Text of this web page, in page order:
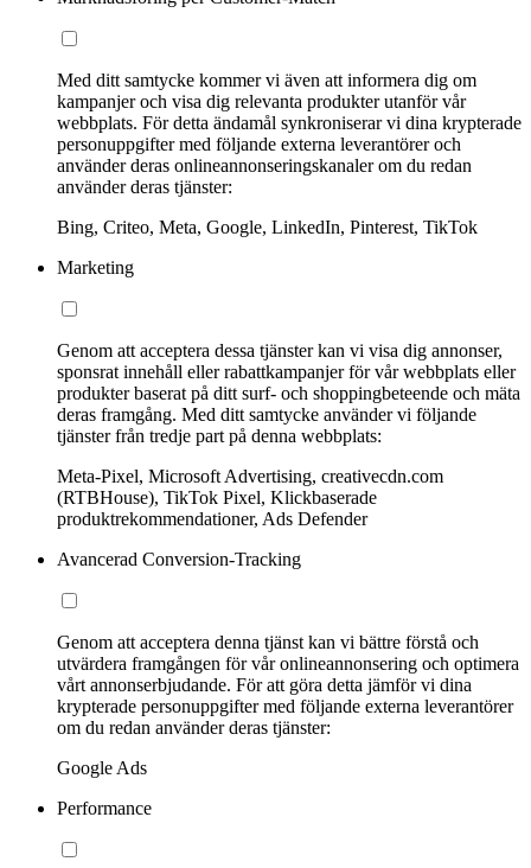
Med ditt samtycke kommer vi även att informera dig om
kampanjer och visa dig relevanta produkter utanför vår
webbplats. För detta ändamål synkroniserar vi dina krypterade
personuppgifter med följande externa leverantörer och
använder deras onlineannonseringskanaler om du redan
använder deras tjänster:
Bing, Criteo, Meta, Google, LinkedIn, Pinterest, TikTok
Marketing
Genom att acceptera dessa tjänster kan vi visa dig annonser,
sponsrat innehåll eller rabattkampanjer för vår webbplats eller
produkter baserat på ditt surf- och shoppingbeteende och mäta
deras framgång. Med ditt samtycke använder vi följande
tjänster från tredje part på denna webbplats:
Meta-Pixel, Microsoft Advertising, creativecdn.com
(RTBHouse), TikTok Pixel, Klickbaserade
produktrekommendationer, Ads Defender
Avancerad Conversion-Tracking
Genom att acceptera denna tjänst kan vi bättre förstå och
utvärdera framgången för vår onlineannonsering och optimera
vårt annonserbjudande. För att göra detta jämför vi dina
krypterade personuppgifter med följande externa leverantörer
om du redan använder deras tjänster:
Google Ads
Performance